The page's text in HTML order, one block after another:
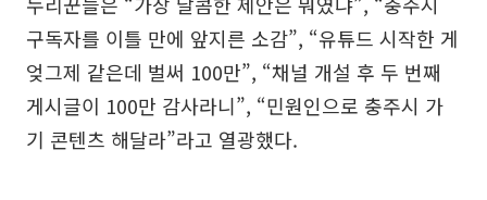
구독자를 이틀 만에 앞지른 소감”, “유튜드 시작한 게
엊그제 같은데 벌써 100만”, “채널 개설 후 두 번째
게시글이 100만 감사라니”, “민원인으로 충주시 가
기 콘텐츠 해달라”라고 열광했다.